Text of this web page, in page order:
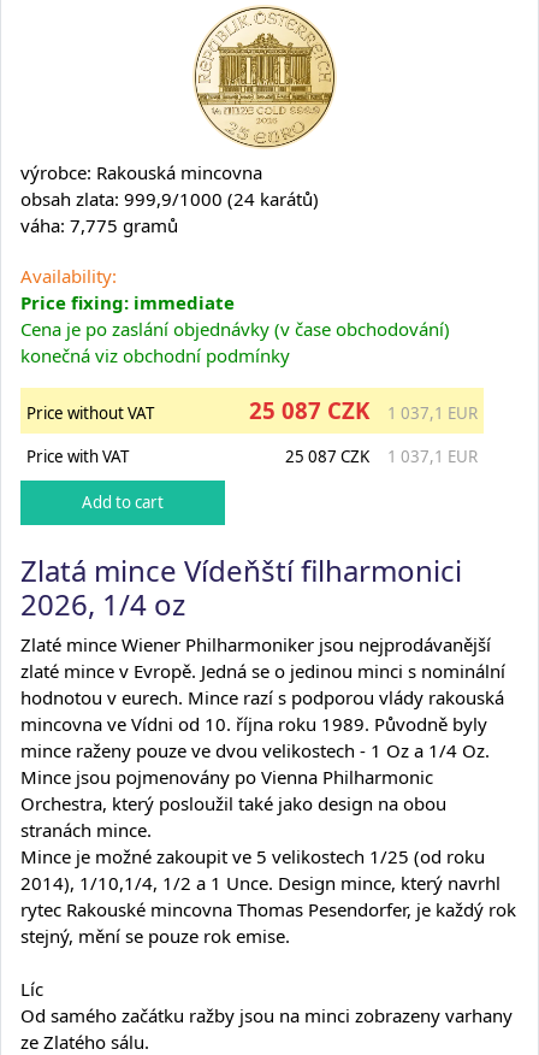
výrobce: Rakouská mincovna
obsah zlata: 999,9/1000 (24 karátů)
váha: 7,775 gramů
Availability:
Price fixing: immediate
Cena je po zaslání objednávky (v čase obchodování)
konečná viz obchodní podmínky
Price without VAT 25 087 CZK
1 037,1 EUR
Price with VAT
25 087 CZK 1 037,1 EUR
Zlatá mince Vídeňští filharmonici
2026, 1/4 oz
Zlaté mince Wiener Philharmoniker jsou nejprodávanější
zlaté mince v Evropě. Jedná se o jedinou minci s nominální
hodnotou v eurech. Mince razí s podporou vlády rakouská
mincovna ve Vídni od 10. října roku 1989. Původně byly
mince raženy pouze ve dvou velikostech - 1 Oz a 1/4 Oz.
Mince jsou pojmenovány po Vienna Philharmonic
Orchestra, který posloužil také jako design na obou
stranách mince.
Mince je možné zakoupit ve 5 velikostech 1/25 (od roku
2014), 1/10,1/4, 1/2 a 1 Unce. Design mince, který navrhl
rytec Rakouské mincovna Thomas Pesendorfer, je každý rok
stejný, mění se pouze rok emise.
Líc
Od samého začátku ražby jsou na minci zobrazeny varhany
ze Zlatého sálu.